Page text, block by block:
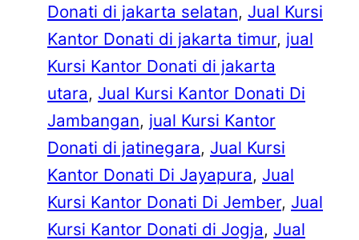
Donati di jakarta selatan, Jual Kursi
Kantor Donati di jakarta timur, jual
Kursi Kantor Donati di jakarta
utara, Jual Kursi Kantor Donati Di
Jambangan, jual Kursi Kantor
Donati di jatinegara, Jual Kursi
Kantor Donati Di Jayapura, Jual
Kursi Kantor Donati Di Jember, Jual
Kursi Kantor Donati di Jogja, Jual